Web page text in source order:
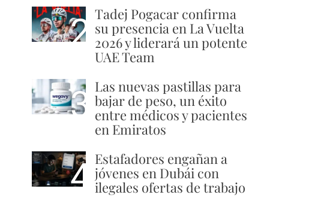
2 Tadej Pogacar confirma
su presencia en La Vuelta
2026 y liderará un potente
UAE Team
3 Las nuevas pastillas para
bajar de peso, un éxito
entre médicos y pacientes
en Emiratos
4 Estafadores engañan a
jóvenes en Dubái con
ilegales ofertas de trabajo